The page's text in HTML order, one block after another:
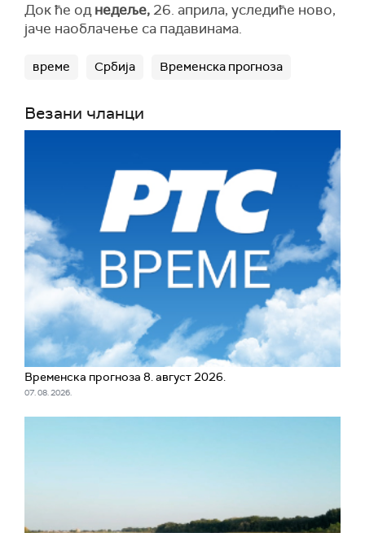
Док ће однедеље, 26. априла, уследиће ново,
јаче наоблачење са падавинама.
време Србија Временска прогноза
Везани чланци
Временска прогноза 8. август 2026.
07. 08. 2026.